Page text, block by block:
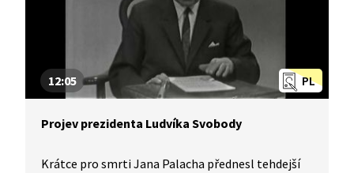
PL
12:05
Projev prezidenta Ludvíka Svobody
Krátce pro smrti Jana Palacha přednesl tehdejší